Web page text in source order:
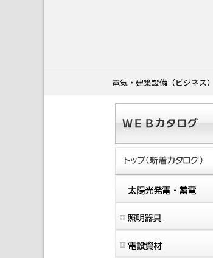
電気・建築設備（ビジネス）